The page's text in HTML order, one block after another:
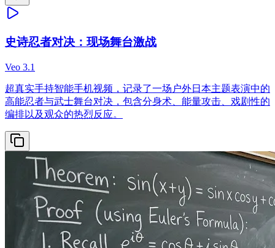
史诗忍者对决：现场舞台激战
Veo 3.1
超真实手持智能手机视频，记录了一场户外日本主题表演中的
高能忍者与武士舞台对决，包含分身术、能量攻击、戏剧性的
编排以及观众的热烈反应。